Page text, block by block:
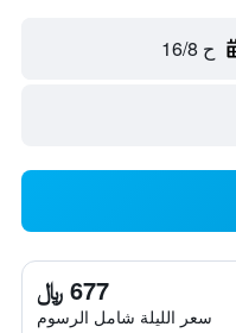
ح 16/8
677 ﷼
سعر الليلة شامل الرسوم